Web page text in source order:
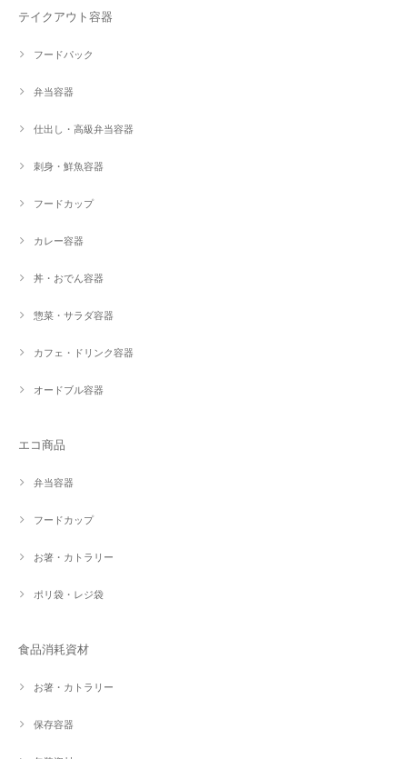
テイクアウト容器
フードパック
弁当容器
仕出し・高級弁当容器
刺身・鮮魚容器
フードカップ
カレー容器
丼・おでん容器
惣菜・サラダ容器
カフェ・ドリンク容器
オードブル容器
エコ商品
弁当容器
フードカップ
お箸・カトラリー
ポリ袋・レジ袋
食品消耗資材
お箸・カトラリー
保存容器